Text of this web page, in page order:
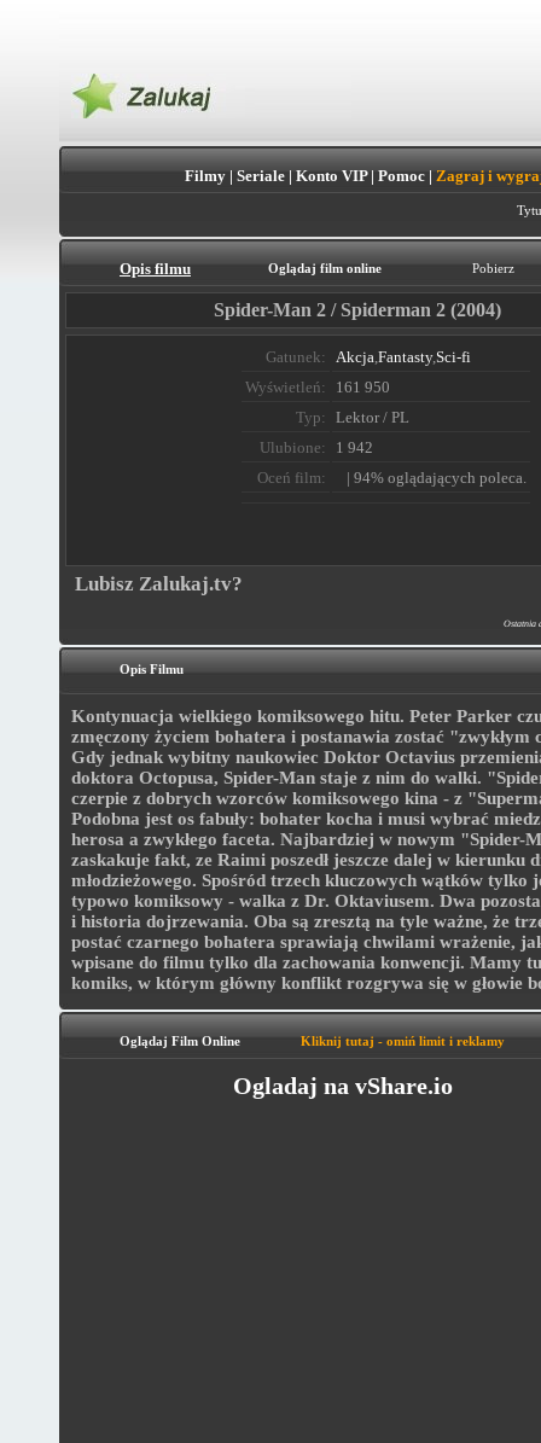
Filmy| Seriale| Konto VIP| Pomoc| Zagraj i
Opis filmu Oglądaj film online Pobierz
Spider-Man 2 / Spiderman 2 (2004)
Gatunek: Akcja,Fantasty,Sci-fi
Wyświetleń:
161 950
Typ:
Lektor / PL
Ulubione:
1 942
Oceń film:
| 94% oglądających poleca.
Lubisz Zalukaj.tv?
Ostatnia
Opis Filmu
Kontynuacja wielkiego komiksowego hitu. Peter Parker
zmęczony życiem bohatera i postanawia zostać "zwykłym
Gdy jednak wybitny naukowiec Doktor Octavius
doktora Octopusa, Spider-Man staje z nim do walki.
czerpie z dobrych wzorców komiksowego kina - z
Podobna jest os fabuły: bohater kocha i musi wybrać
herosa a zwykłego faceta. Najbardziej w nowym "Spider-
zaskakuje fakt, ze Raimi poszedł jeszcze dalej w kierunku
młodzieżowego. Spośród trzech kluczowych wątków tylko
typowo komiksowy - walka z Dr. Oktaviusem. Dwa
i historia dojrzewania. Oba są zresztą na tyle ważne, że
postać czarnego bohatera sprawiają chwilami wrażenie,
wpisane do filmu tylko dla zachowania konwencji. Mamy
komiks, w którym główny konflikt rozgrywa się w głowie
Oglądaj Film Online Kliknij tutaj - omiń limit i reklamy
Ogladaj na vShare.io